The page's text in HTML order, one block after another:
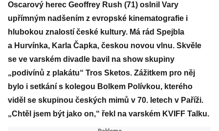
Oscarový herec Geoffrey Rush (71) oslnil Vary
upřímným nadšením z evropské kinematografie i
hlubokou znalostí české kultury. Má rád Spejbla
a Hurvínka, Karla Čapka, českou novou vlnu. Skvěle
se ve varském divadle bavil na show skupiny
„podivínů z plakátu“ Tros Sketos. Zážitkem pro něj
bylo i setkání s kolegou Bolkem Polívkou, kterého
viděl se skupinou českých mimů v 70. letech v Paříži.
„Chtěl jsem být jako on,“ řekl na varském KVIFF Talku.